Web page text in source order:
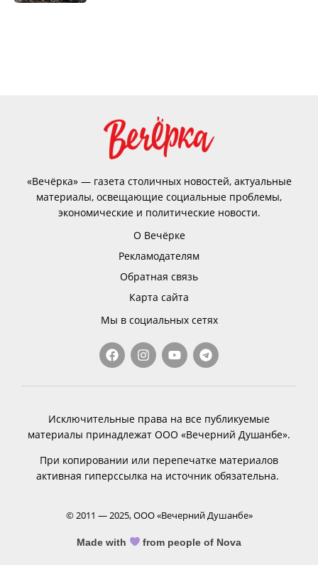
«Вечёрка» — газета столичных новостей, актуальные
материалы, освещающие социальные проблемы,
экономические и политические новости.
О Вечёрке
Рекламодателям
Обратная связь
Карта сайта
Мы в социальных сетях
Исключительные права на все публикуемые
материалы принадлежат ООО «Вечерний Душанбе».
При копировании или перепечатке материалов
активная гиперссылка на источник обязательна.
© 2011 — 2025, ООО «Вечерний Душанбе»
Made with from people of Nova